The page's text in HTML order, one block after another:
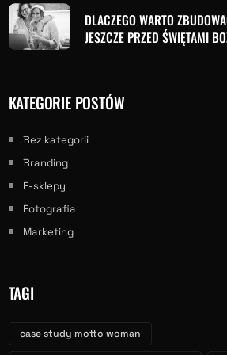
DLACZEGO WARTO
JESZCZE PRZED ŚWIĘTAMI
KATEGORIE POSTÓW
Bez kategorii
Branding
E-sklepy
Fotografia
Marketing
TAGI
case study motto woman